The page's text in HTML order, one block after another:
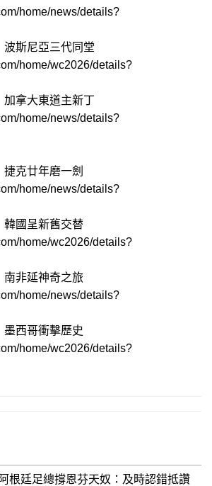
home/news/details?
波斯尼亞三代同堂
home/wc2026/details?
加拿大東道主新丁
home/news/details?
克廿年磨一劍
home/news/details?
韓國呈新舊交替
home/wc2026/details?
南非延神奇之旅
home/news/details?
墨西哥衝擊歷史
home/wc2026/details?
阿根廷足總撐恩芬天奴：及時認錯抵讚